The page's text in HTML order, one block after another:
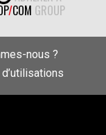
/COM GROUP
nous ?